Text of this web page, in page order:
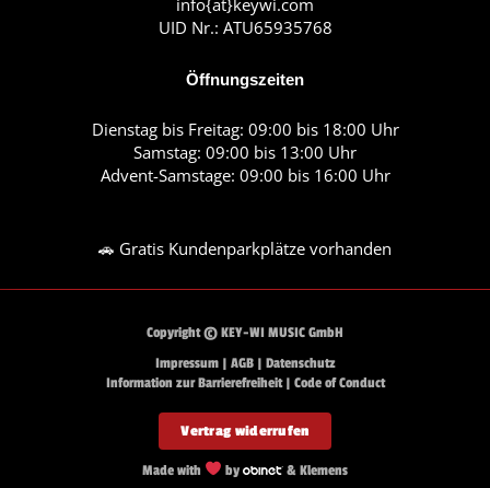
info{at}keywi.com
UID Nr.: ATU65935768
Öffnungszeiten
Dienstag bis Freitag: 09:00 bis 18:00 Uhr
Samstag: 09:00 bis 13:00 Uhr
Advent-Samstage: 09:00 bis 16:00 Uhr
🚗 Gratis Kundenparkplätze vorhanden
Copyright © KEY-WI MUSIC GmbH
Impressum| AGB| Datenschutz
Information zur Barrierefreiheit| Code of Conduct
Vertrag widerrufen
Made with by & Klemens